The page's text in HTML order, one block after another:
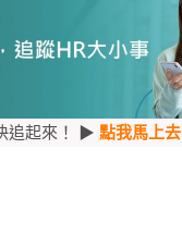
追起來！ ▶ 點我馬上去